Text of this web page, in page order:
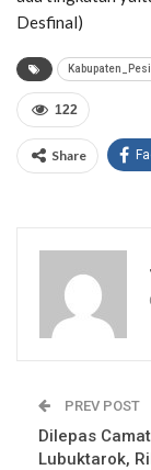
Desfinal)
122
Share
PREV POST
Dilepas Camat
Lubuktarok,